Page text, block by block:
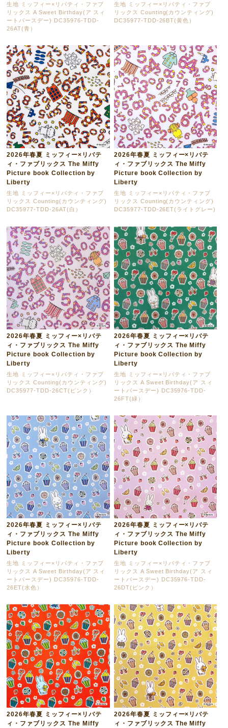
生地 ミッフィー×リバティ・ファブ
リックス A Sweet Birthday(ア スィ
ートバースデー) DC35976-TDD-
26AT(青）
生地 ミッフィー×リバティ・ファブ
リックス Counting(カウンティング)
DC35977-TDD-26BT(黄色）
2026年春夏 ミッフィー×リバテ
ィ・ファブリックス The Miffy
Picture book Collection by
Liberty
生地 ミッフィー×リバティ・ファブ
リックス Counting(カウンティング)
DC35977-TDD-26AT(白）
2026年春夏 ミッフィー×リバテ
ィ・ファブリックス The Miffy
Picture book Collection by
Liberty
生地 ミッフィー×リバティ・ファブ
リックス Counting(カウンティング)
DC35977-TDD-26ET(ライトグレー)
2026年春夏 ミッフィー×リバテ
ィ・ファブリックス The Miffy
Picture book Collection by
Liberty
生地 ミッフィー×リバティ・ファブ
リックス Counting(カウンティング)
DC35977-TDD-26CT(ピンク）
2026年春夏 ミッフィー×リバテ
ィ・ファブリックス The Miffy
Picture book Collection by
Liberty
生地 ミッフィー×リバティ・ファブ
リックス A Sweet Birthday(ア スィ
ートバースデー) DC35976-TDD-
26FT(緑）
2026年春夏 ミッフィー×リバテ
ィ・ファブリックス The Miffy
Picture book Collection by
Liberty
生地 ミッフィー×リバティ・ファブ
リックス A Sweet Birthday(ア スィ
ートバースデー) DC35976-TDD-
26ET(水色）
2026年春夏 ミッフィー×リバテ
ィ・ファブリックス The Miffy
Picture book Collection by
Liberty
生地 ミッフィー×リバティ・ファブ
リックス A Sweet Birthday(ア スィ
ートバースデー) DC35976-TDD-
26DT(ピンク）
2026年春夏 ミッフィー×リバテ
ィ・ファブリックス The Miffy
2026年春夏 ミッフィー×リバテ
ィ・ファブリックス The Miffy